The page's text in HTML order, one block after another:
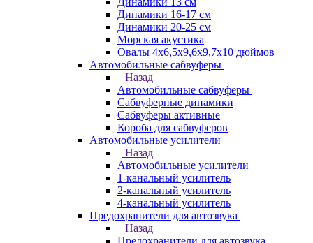
Динамики 16-17 см
Динамики 20-25 см
Морская акустика
Овалы 4х6,5х9,6x9,7х10 дюймов
Автомобильные сабвуферы
Назад
Автомобильные сабвуферы
Сабвуферные динамики
Сабвуферы активные
Короба для сабвуферов
Автомобильные усилители
Назад
Автомобильные усилители
1-канальный усилитель
2-канальный усилитель
4-канальный усилитель
Предохранители для автозвука
Назад
Предохранители для автозвука